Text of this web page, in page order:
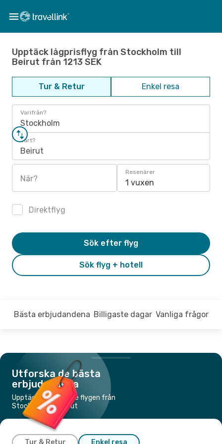
Upptäck lågprisflyg från Stockholm till
Beirut från 1213 SEK
Tur & Retur Enkel resa
Varifrån?
Stockholm
Vart?
Beirut
När?
Resenärer
1 vuxen
Direktflyg
Sök flyg + hotell
Sök efter flyg
Bästa erbjudandena Billigaste dagar Vanliga frågor
Utforska de bästa
erbjudandena
Upptäck de billigaste flygen från
Stockholm till Beirut
Tur & Retur Enkel resa